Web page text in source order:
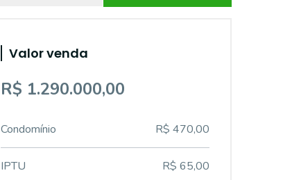
Valor venda
R$ 1.290.000,00
Condomínio R$ 470,00
IPTU R$ 65,00